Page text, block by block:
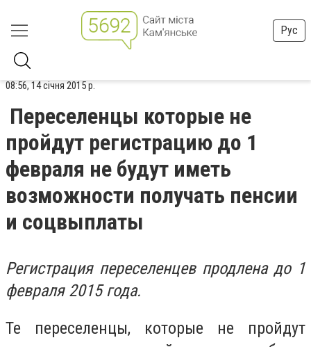
Рус
08:56, 14 січня 2015 р.
Переселенцы которые не
пройдут регистрацию до 1
февраля не будут иметь
возможности получать пенсии
и соцвыплаты
Регистрация переселенцев продлена до 1
февраля 2015 года.
Те переселенцы, которые не пройдут